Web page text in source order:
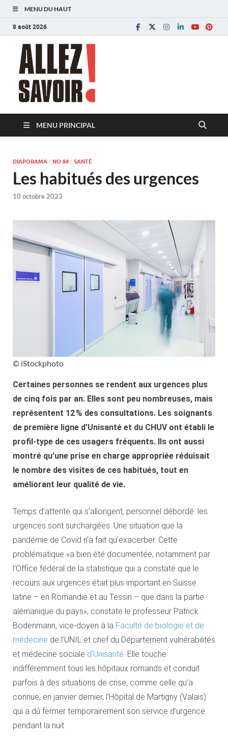
MENU DU HAUT
8 août 2026
MENU PRINCIPAL
DIAPORAMA / NO 84 / SANTÉ
Les habitués des urgences
10 octobre 2023
© iStockphoto
Certaines personnes se rendent aux urgences plus
de cinq fois par an. Elles sont peu nombreuses, mais
représentent 12 % des consultations. Les soignants
de première ligne d’Unisanté et du CHUV ont établi le
profil-type de ces usagers fréquents. Ils ont aussi
montré qu’une prise en charge appropriée réduisait
le nombre des visites de ces habitués, tout en
améliorant leur qualité de vie.
Temps d’attente qui s’allongent, personnel débordé: les
urgences sont surchargées. Une situation que la
pandémie de Covid n’a fait qu’exacerber. Cette
problématique «a bien été documentée, notamment par
l’Office fédéral de la statistique qui a constaté que le
recours aux urgences était plus important en Suisse
latine – en Romandie et au Tessin – que dans la partie
alémanique du pays», constate le professeur Patrick
Bodenmann, vice-doyen à la Faculté de biologie et de
médecine de l’UNIL et chef du Département vulnérabilités
et médecine sociale d’Unisanté . Elle touche
indifféremment tous les hôpitaux romands et conduit
parfois à des situations de crise, comme celle qu’a
connue, en janvier dernier, l’Hôpital de Martigny (Valais)
qui a dû fermer temporairement son service d’urgence
pendant la nuit.